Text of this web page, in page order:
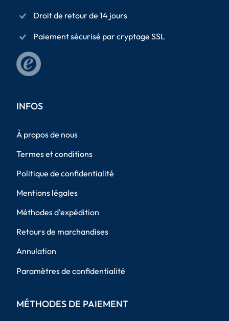
Droit de retour de 14 jours
Paiement sécurisé par cryptage SSL
INFOS
À propos de nous
Termes et conditions
Politique de confidentialité
Mentions légales
Méthodes d'expédition
Retours de marchandises
Annulation
Paramètres de confidentialité
MÉTHODES DE PAIEMENT